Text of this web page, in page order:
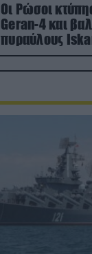
Οι Ρώσοι
Geran-4 και
πυραύλους
ουκρανικό
εξοπλισμό